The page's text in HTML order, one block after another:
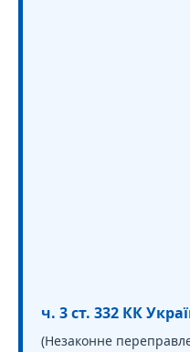
ч. 3 ст. 332 КК
(Незаконне